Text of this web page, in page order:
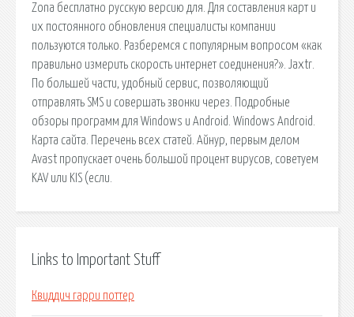
Zona бесплатно русскую версию для. Для составления карт и
их постоянного обновления специалисты компании
пользуются только. Разберемся с популярным вопросом «как
правильно измерить скорость интернет соединения?». Jaxtr.
По большей части, удобный сервис, позволяющий
отправлять SMS и совершать звонки через. Подробные
обзоры программ для Windows и Android. Windows Android.
Карта сайта. Перечень всех статей. Айнур, первым делом
Avast пропускает очень большой процент вирусов, советуем
KAV или KIS (если.
Links to Important Stuff
Квиддич гарри поттер